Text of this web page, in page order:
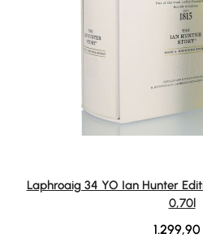
Laphroaig 34 YO Ian Hunter
0,70l